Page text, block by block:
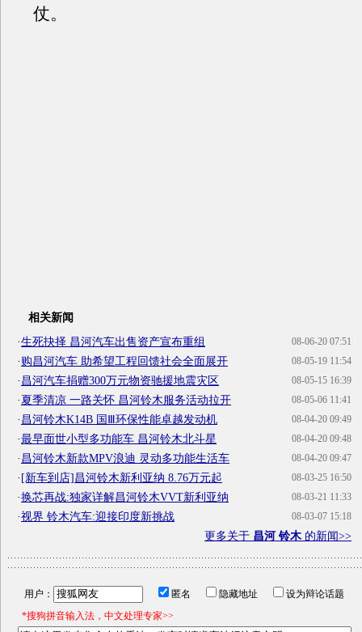
仗。
相关新闻
08-06-20 07:51
·生死抉择 昌河汽车出售资产宣布重组
08-05-19 11:54
·购昌河汽车 助希望工程回馈社会全面展开
08-05-15 16:39
·昌河汽车捐赠300万元物资驰援地震灾区
08-05-06 11:41
·夏季清凉 一路关怀 昌河铃木服务活动拉开
08-04-20 09:49
·昌河铃木K14B 国Ⅲ环保性能卓越发动机
08-04-20 09:48
·最早面世小型多功能车 昌河铃木北斗星
08-04-20 09:47
·昌河铃木新款MPV浪迪 灵动多功能生活车
08-03-25 16:50
·[新车到店]昌河铃木新利亚纳 8.76万元起
08-03-21 11:33
·换芯再战:独家详解昌河铃木VVT新利亚纳
08-03-07 15:18
·视界 铃木汽车:迎接印度新挑战
更多关于 昌河 铃木的新闻>>
用户： 匿名 隐藏地址
设为辩论话题
*搜狗拼音输入法，中文处理专家>>